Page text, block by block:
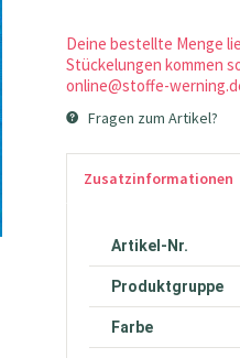
Deine bestellte Menge
Stückelungen kommen
online@stoffe-
Fragen zum Artikel?
Zusatzinformationen
Artikel-Nr.
Produktgruppe
Farbe